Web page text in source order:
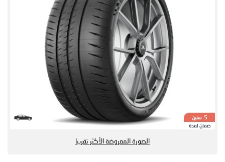
5 سنين
ضمان لمدة
الصورة المعروضة الأكثر تقريبا